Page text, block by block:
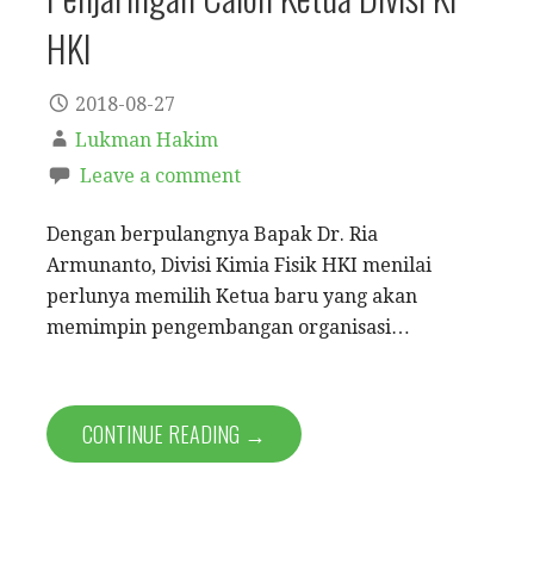
HKI
2018-08-27
Lukman Hakim
Leave a comment
Dengan berpulangnya Bapak Dr. Ria
Armunanto, Divisi Kimia Fisik HKI menilai
perlunya memilih Ketua baru yang akan
memimpin pengembangan organisasi…
CONTINUE READING →